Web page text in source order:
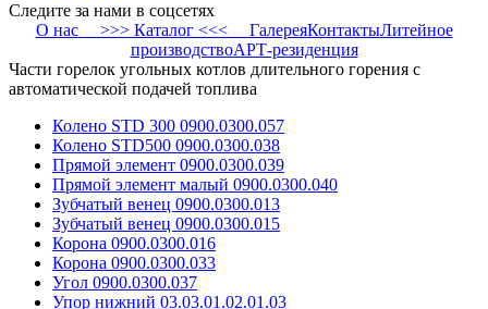
Следите за нами в соцсетях
О нас>>> Каталог <<< ГалереяКонтактыЛитейное
производствоАРТ-резиденция
Части горелок угольных котлов длительного горения с
автоматической подачей топлива
Колено STD 300 0900.0300.057
Колено STD500 0900.0300.038
Прямой элемент 0900.0300.039
Прямой элемент малый 0900.0300.040
Зубчатый венец 0900.0300.013
Зубчатый венец 0900.0300.015
Корона 0900.0300.016
Корона 0900.0300.033
Угол 0900.0300.037
Упор нижний 03.03.01.02.01.03